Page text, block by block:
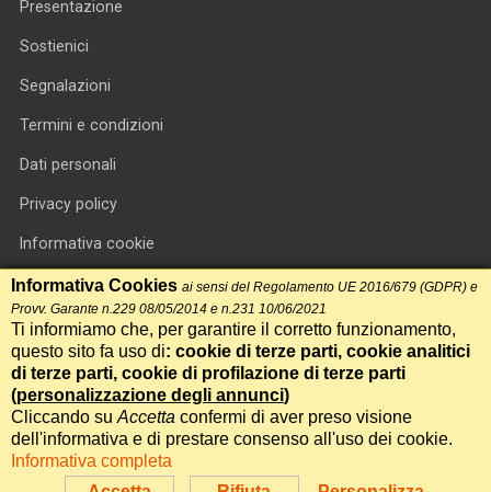
Presentazione
Sostienici
Segnalazioni
Termini e condizioni
Dati personali
Privacy policy
Informativa cookie
RSS feed
RSS Top News
Contatti
International Communication S.r.l. • P.IVA 14478081004 • Testata
giornalistica n.191, reg. Tribunale di Roma del 14/12/2017
Powered byItala
Informativa Cookies ai sensi del Regolamento UE 2016/679 (GDPR) e
Provv. Garante n.229 08/05/2014 e n.231 10/06/2021
Ti informiamo che, per garantire il corretto funzionamento,
questo sito fa uso di: cookie di terze parti, cookie analitici
di terze parti, cookie di profilazione di terze parti
(personalizzazione degli annunci)
Cliccando su Accetta confermi di aver preso visione
dell'informativa e di prestare consenso all'uso dei cookie.
Informativa completa